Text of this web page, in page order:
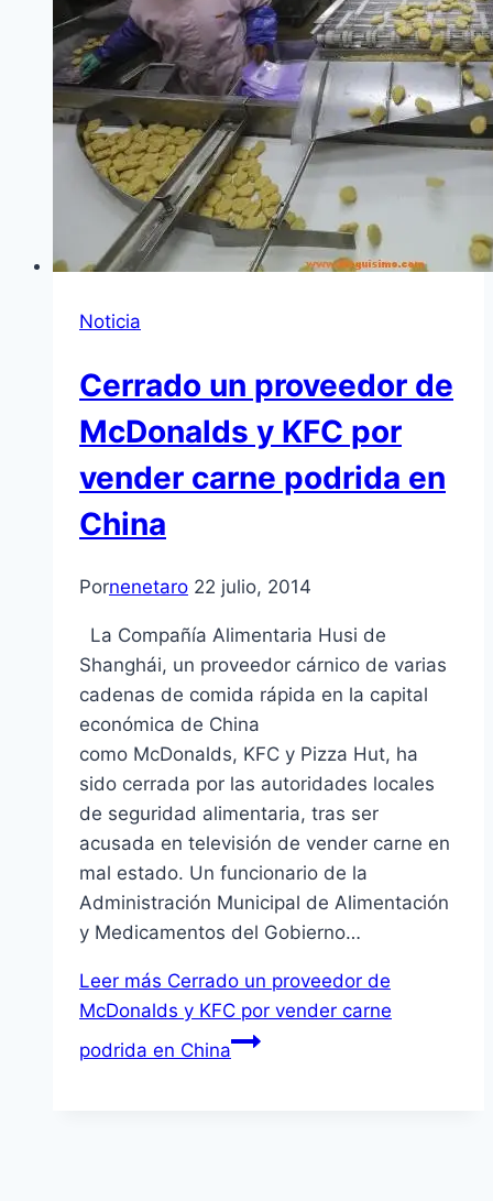
Noticia
Cerrado un proveedor de
McDonalds y KFC por
vender carne podrida en
China
Pornenetaro 22 julio, 2014
La Compañía Alimentaria Husi de
Shanghái, un proveedor cárnico de varias
cadenas de comida rápida en la capital
económica de China
como McDonalds, KFC y Pizza Hut, ha
sido cerrada por las autoridades locales
de seguridad alimentaria, tras ser
acusada en televisión de vender carne en
mal estado. Un funcionario de la
Administración Municipal de Alimentación
y Medicamentos del Gobierno…
Leer más Cerrado un proveedor de
McDonalds y KFC por vender carne
podrida en China